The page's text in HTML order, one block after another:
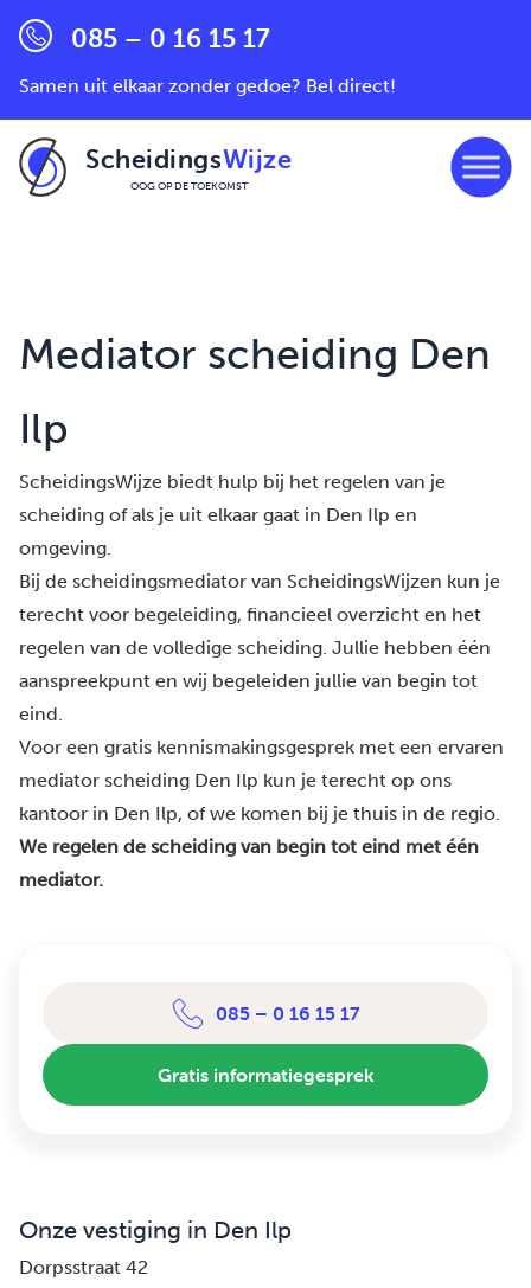
085 – 0 16 15 17
Samen uit elkaar zonder gedoe? Bel direct!
ScheidingsWijze
OOG OP DE TOEKOMST
Mediator scheiding Den
Ilp
ScheidingsWijze biedt hulp bij het regelen van je
scheiding of als je uit elkaar gaat in Den Ilp en
omgeving.
Bij de scheidingsmediator van ScheidingsWijzen kun je
terecht voor begeleiding, financieel overzicht en het
regelen van de volledige scheiding. Jullie hebben één
aanspreekpunt en wij begeleiden jullie van begin tot
eind.
Voor een gratis kennismakingsgesprek met een ervaren
mediator scheiding Den Ilp kun je terecht op ons
kantoor in Den Ilp, of we komen bij je thuis in de regio.
We regelen de scheiding van begin tot eind met één
mediator.
085 – 0 16 15 17
Gratis informatiegesprek
Onze vestiging in Den Ilp
Dorpsstraat 42